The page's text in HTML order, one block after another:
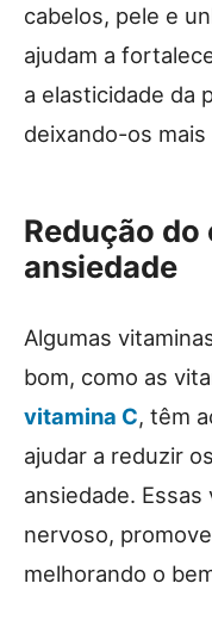
cabelos, pele e
ajudam a
a elasticidade da
deixando-os
Redução do
ansiedade
Algumas
bom, como as
vitamina C, têm
ajudar a reduzir
ansiedade.
nervoso,
melhorando o